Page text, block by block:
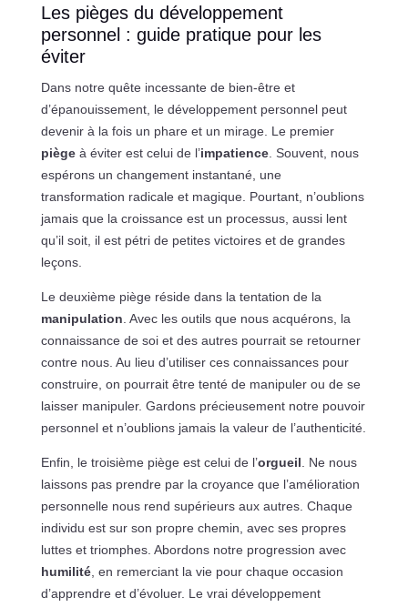
Les pièges du développement
personnel : guide pratique pour les
éviter
Dans notre quête incessante de bien-être et
d’épanouissement, le développement personnel peut
devenir à la fois un phare et un mirage. Le premier
piègeà éviter est celui de l’impatience. Souvent, nous
espérons un changement instantané, une
transformation radicale et magique. Pourtant, n’oublions
jamais que la croissance est un processus, aussi lent
qu’il soit, il est pétri de petites victoires et de grandes
leçons.
Le deuxième piège réside dans la tentation de la
manipulation . Avec les outils que nous acquérons, la
connaissance de soi et des autres pourrait se retourner
contre nous. Au lieu d’utiliser ces connaissances pour
construire, on pourrait être tenté de manipuler ou de se
laisser manipuler. Gardons précieusement notre pouvoir
personnel et n’oublions jamais la valeur de l’authenticité.
Enfin, le troisième piège est celui de l’orgueil . Ne nous
laissons pas prendre par la croyance que l’amélioration
personnelle nous rend supérieurs aux autres. Chaque
individu est sur son propre chemin, avec ses propres
luttes et triomphes. Abordons notre progression avec
humilité, en remerciant la vie pour chaque occasion
d’apprendre et d’évoluer. Le vrai développement